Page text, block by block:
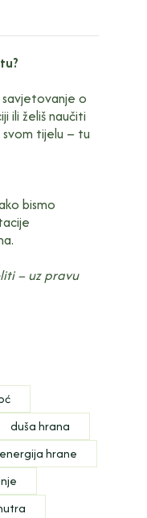
o
ili želiš naučiti
tijelu – tu
bismo
– uz pravu
duša hrana
energija hrane